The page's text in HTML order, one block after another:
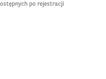
po rejestracji